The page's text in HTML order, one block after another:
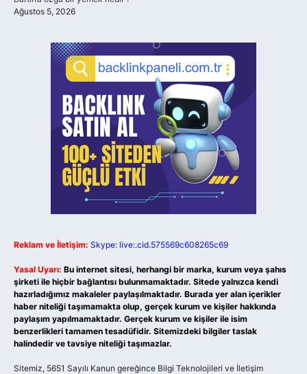
Ağustos 5, 2026
Reklam ve İletişim: Skype: live:.cid.575569c608265c69
Yasal Uyarı: Bu internet sitesi, herhangi bir marka, kurum veya şahıs
şirketi ile hiçbir bağlantısı bulunmamaktadır. Sitede yalnızca kendi
hazırladığımız makaleler paylaşılmaktadır. Burada yer alan içerikler
haber niteliği taşımamakta olup, gerçek kurum ve kişiler hakkında
paylaşım yapılmamaktadır. Gerçek kurum ve kişiler ile isim
benzerlikleri tamamen tesadüfidir. Sitemizdeki bilgiler taslak
halindedir ve tavsiye niteliği taşımazlar.
Sitemiz, 5651 Sayılı Kanun gereğince Bilgi Teknolojileri ve İletişim